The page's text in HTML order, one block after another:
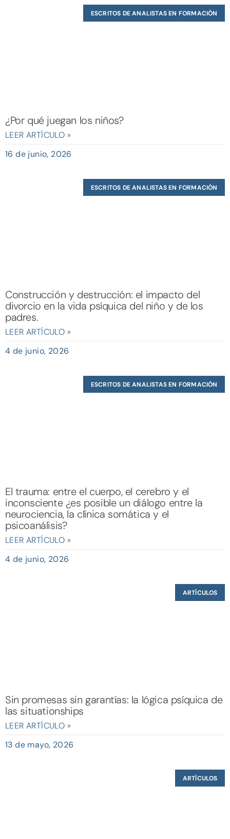
ESCRITOS DE ANALISTAS EN FORMACIÓN
¿Por qué juegan los niños?
LEER ARTÍCULO »
16 de junio, 2026
ESCRITOS DE ANALISTAS EN FORMACIÓN
Construcción y destrucción: el impacto del
divorcio en la vida psíquica del niño y de los
padres.
LEER ARTÍCULO »
4 de junio, 2026
ESCRITOS DE ANALISTAS EN FORMACIÓN
El trauma: entre el cuerpo, el cerebro y el
inconsciente ¿es posible un diálogo entre la
neurociencia, la clínica somática y el
psicoanálisis?
LEER ARTÍCULO »
4 de junio, 2026
ARTÍCULOS
Sin promesas sin garantías: la lógica psíquica de
las situationships
LEER ARTÍCULO »
13 de mayo, 2026
ARTÍCULOS